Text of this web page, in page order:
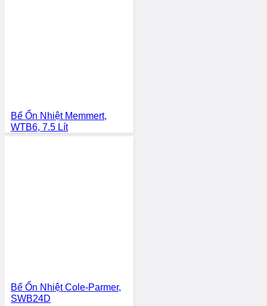
Bể Ổn Nhiệt Memmert,
WTB6, 7.5 Lít
Bể Ổn Nhiệt Cole-Parmer,
SWB24D